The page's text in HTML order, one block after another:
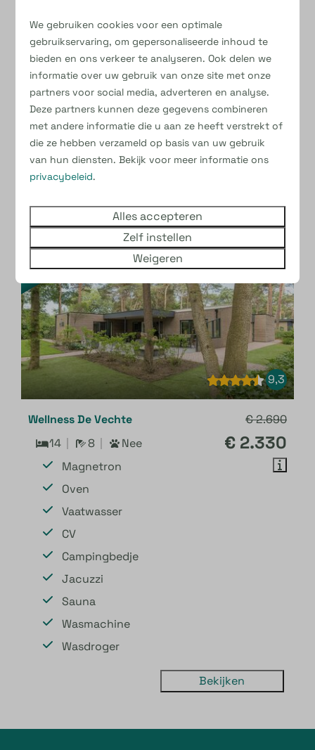
Er zijn op dit moment geen
beschikbare verblijven voor de
gekozen periode…
Maar geen zorgen, we hebben een aantal
mooie alternatieven voor je geselecteerd!
UITGELICHT - 1 nacht en 1523 dagen later
9,3
€ 2.690
€ 2.330
Wellness De Vechte
14
8
Nee
Magnetron
Oven
Vaatwasser
CV
Campingbedje
Jacuzzi
Sauna
Wasmachine
Wasdroger
Bekijken
We gebruiken cookies voor een optimale
gebruikservaring, om gepersonaliseerde inhoud te
bieden en ons verkeer te analyseren. Ook delen we
informatie over uw gebruik van onze site met onze
partners voor social media, adverteren en analyse.
Deze partners kunnen deze gegevens combineren
met andere informatie die u aan ze heeft verstrekt of
die ze hebben verzameld op basis van uw gebruik
van hun diensten. Bekijk voor meer informatie ons
privacybeleid.
Alles accepteren
Zelf instellen
Weigeren